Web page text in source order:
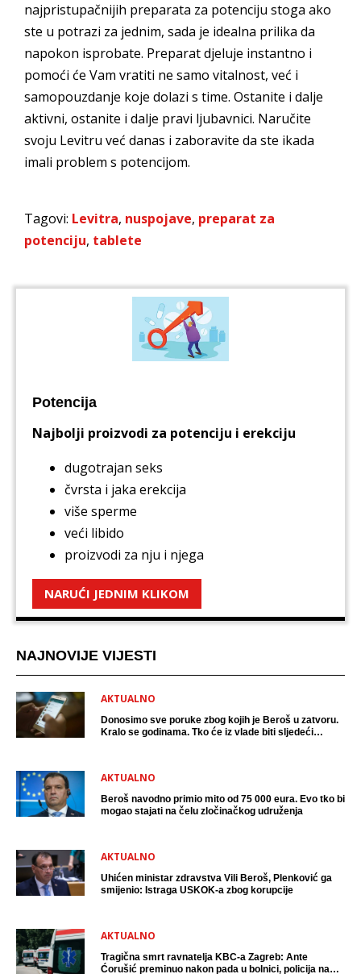
najpristupačnijih preparata za potenciju stoga ako
ste u potrazi za jednim, sada je idealna prilika da
napokon isprobate. Preparat djeluje instantno i
pomoći će Vam vratiti ne samo vitalnost, već i
samopouzdanje koje dolazi s time. Ostanite i dalje
aktivni, ostanite i dalje pravi ljubavnici. Naručite
svoju Levitru već danas i zaboravite da ste ikada
imali problem s potencijom.
Tagovi: Levitra, nuspojave, preparat za
potenciju, tablete
Potencija
Najbolji proizvodi za potenciju i erekciju
dugotrajan seks
čvrsta i jaka erekcija
više sperme
veći libido
proizvodi za nju i njega
NARUĆI JEDNIM KLIKOM
NAJNOVIJE VIJESTI
AKTUALNO
Donosimo sve poruke zbog kojih je Beroš u zatvoru.
Kralo se godinama. Tko će iz vlade biti sljedeći
AKTUALNO
Beroš navodno primio mito od 75 000 eura. Evo tko bi
mogao stajati na čelu zločinačkog udruženja
AKTUALNO
Uhićen ministar zdravstva Vili Beroš, Plenković ga
smijenio: Istraga USKOK-a zbog korupcije
AKTUALNO
Tragična smrt ravnatelja KBC-a Zagreb: Ante
Ćorušić preminuo nakon pada u bolnici, policija na